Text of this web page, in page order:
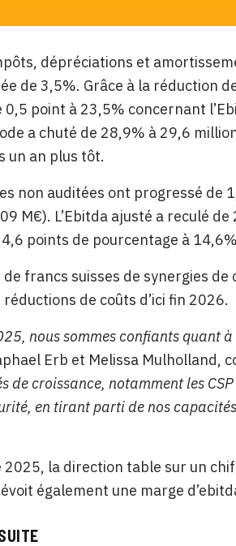
dépréciations et
de 3,5%. Grâce à la réduction
point à 23,5% concernant
a chuté de 28,9% à 29,6
un an plus tôt.
non auditées ont progressé
M€). L’Ebitda ajusté a reculé
points de pourcentage à
francs suisses de synergies
de coûts d’ici fin 2026.
nous sommes confiants quant
Erb et Melissa Mulholland,
de croissance, notamment les
en tirant parti de nos
2025, la direction table sur un
également une marge